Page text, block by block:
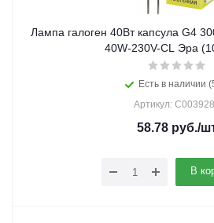
Лампа галоген 40Вт капсула G4
40W-230V-CL Эра
Есть в наличии
Артикул:
58.78 руб./
В